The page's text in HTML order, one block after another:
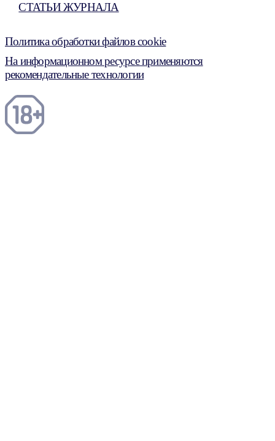
СТАТЬИ ЖУРНАЛА
Политика обработки файлов cookie
На информационном ресурсе применяются
рекомендательные технологии